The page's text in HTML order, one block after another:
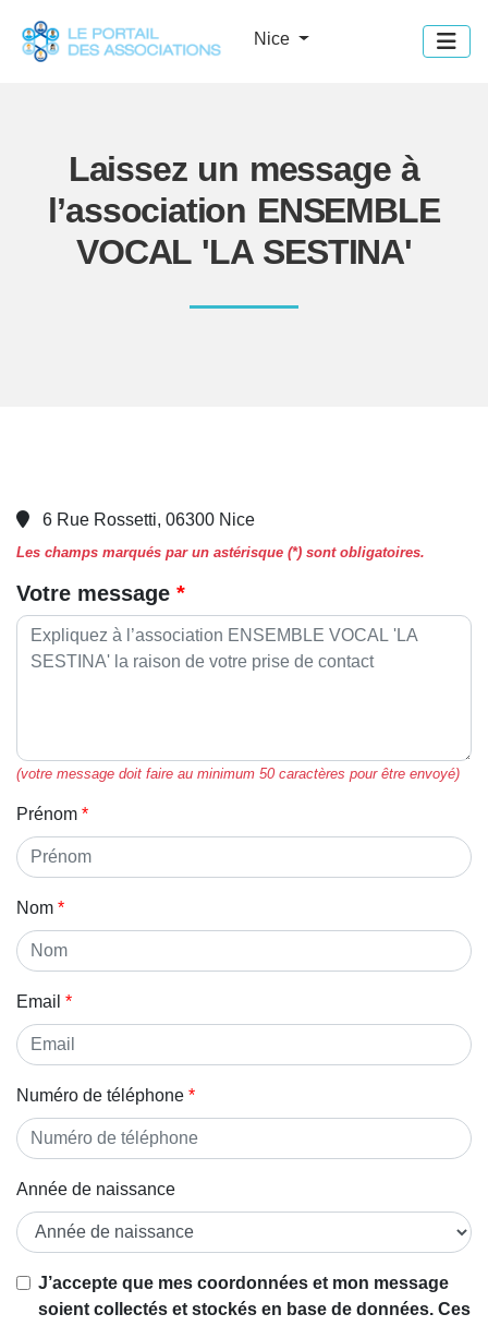
Nice
Laissez un message à
l’association ENSEMBLE
VOCAL 'LA SESTINA'
6 Rue Rossetti, 06300 Nice
Les champs marqués par un astérisque (*) sont obligatoires.
Votre message
(votre message doit faire au minimum 50 caractères pour être envoyé)
Prénom
Nom
Email
Numéro de téléphone
Année de naissance
Si vous
êtes un
J’accepte que mes coordonnées et mon message
soient collectés et stockés en base de données. Ces